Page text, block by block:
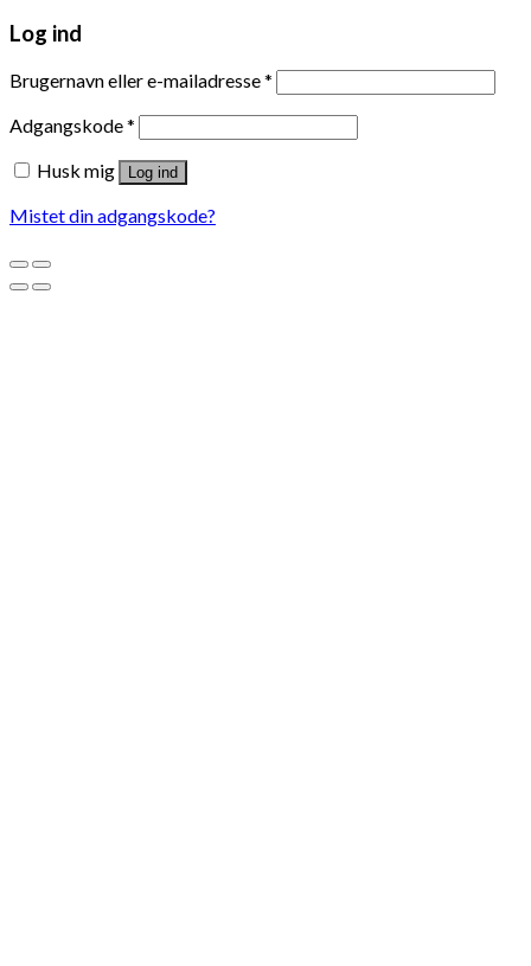
Log ind
Brugernavn eller e-mailadresse*
Adgangskode*
Husk mig
Log ind
Mistet din adgangskode?